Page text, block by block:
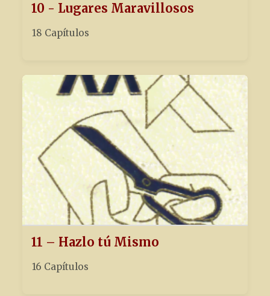
10 - Lugares Maravillosos
18 Capítulos
11 – Hazlo tú Mismo
16 Capítulos